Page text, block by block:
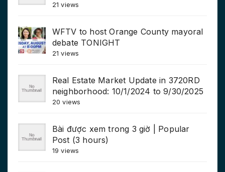
21 views
WFTV to host Orange County mayoral
debate TONIGHT
21 views
Real Estate Market Update in 3720RD
neighborhood: 10/1/2024 to 9/30/2025
20 views
Bài được xem trong 3 giờ | Popular
Post (3 hours)
19 views